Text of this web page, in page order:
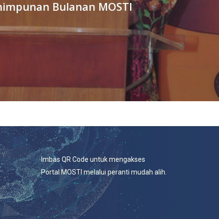
Bulanan MOSTI
Imbas QR Code untuk mengakses
Portal MOSTI melalui peranti mudah alih.